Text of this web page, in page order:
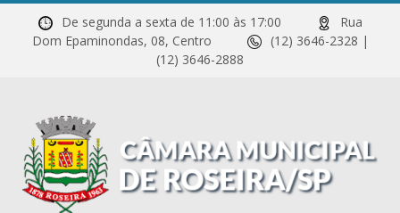
De segunda a sexta de 11:00 às 17:00
Rua
Dom Epaminondas, 08, Centro
(12) 3646-2328 |
(12) 3646-2888